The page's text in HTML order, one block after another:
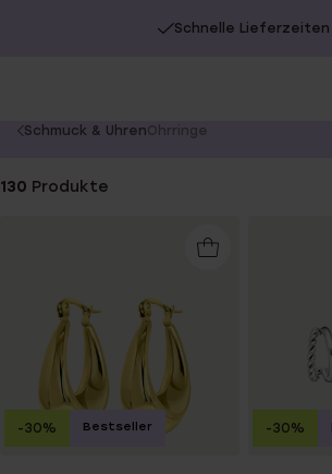
Schnelle Lieferzeiten
You
here:
Schmuck & UhrenOhrringe
130 Produkte
-30% Bestseller -30%